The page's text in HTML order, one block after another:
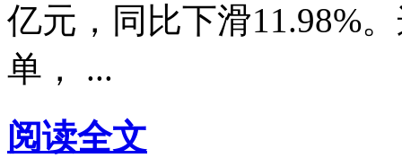
亿元，同比下滑11.98%
单， ...
阅读全文